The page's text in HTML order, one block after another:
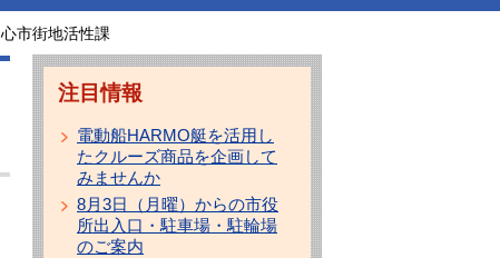
市街地活性課
注目情報
電動船HARMO艇を活用し
たクルーズ商品を企画して
みませんか
8月3日（月曜）からの市役
所出入口・駐車場・駐輪場
のご案内